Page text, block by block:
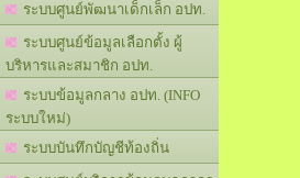
ระบบศูนย์พัฒนาเด็กเล็ก อปท.
ระบบศูนย์ข้อมูลเลือกตั้ง ผู้
บริหารและสมาชิก อปท.
ระบบข้อมูลกลาง อปท. (INFO
ระบบใหม่)
ระบบบันทึกบัญชีท้องถิ่น